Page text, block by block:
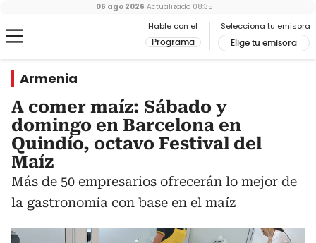
Hable con el
Programa
Selecciona tu emisora
Elige tu emisora
06 ago 2026 Actualizado 08:35
Armenia
A comer maíz: Sábado y
domingo en Barcelona en
Quindío, octavo Festival del
Maíz
Más de 50 empresarios ofrecerán lo mejor de
la gastronomía con base en el maíz